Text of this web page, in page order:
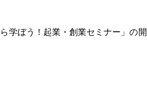
ら学ぼう！起業・創業セミナー」の